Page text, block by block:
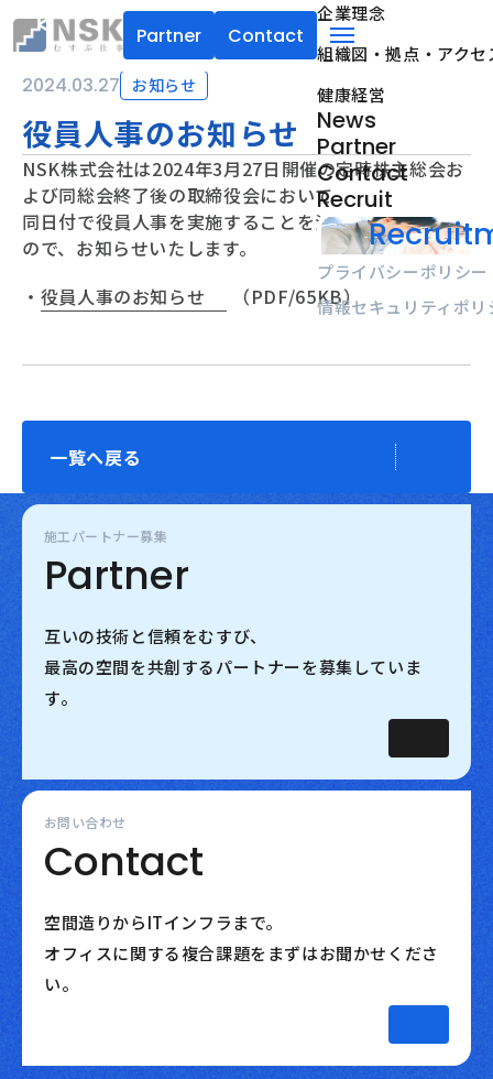
NSK株式会社
Partner Contact
menu
企業理念
組織図・拠点・アクセ
健康経営
News
Partner
Contact
Recruit
プライバシーポリシー
情報セキュリティポリ
2024.03.27 お知らせ
役員人事のお知らせ
NSK株式会社は2024年3月27日開催の定時株主総会お
よび同総会終了後の取締役会において
同日付で役員人事を実施することを決議いたしました
ので、お知らせいたします。
・ 役員人事のお知らせ （PDF/65KB）
一覧へ戻る
施工パートナー募集
Partner
互いの技術と信頼をむすび、
最高の空間を共創するパートナーを募集していま
す。
お問い合わせ
Contact
空間造りからITインフラまで。
オフィスに関する複合課題をまずはお聞かせくださ
い。